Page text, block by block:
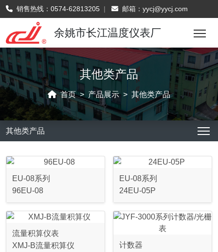
销售热线： 0574-62813205 | 邮箱： yycj@yycj.com
余姚市长江温度仪表厂
其他类产品
首页 产品展示 其他类产品
其他类产品
EU-08系列
96EU-08
EU-08系列
24EU-05P
流量积算仪表
XMJ-B流量积算仪
计数器